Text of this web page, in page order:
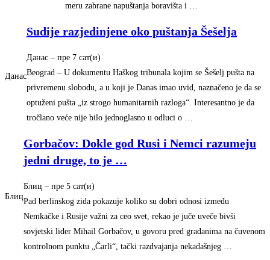
meru zabrane napuštanja boravišta i …
Данас
Sudije razjedinjene oko puštanja Šešelja
Данас – ‎пре 7 сат(и)‎
Beograd – U dokumentu Haškog tribunala kojim se Šešelj pušta na
privremenu slobodu, a u koji je Danas imao uvid, naznačeno je da se
optuženi pušta „iz strogo humanitarnih razloga“. Interesantno je da
tročlano veće nije bilo jednoglasno u odluci o …
Блиц
Gorbačov: Dokle god Rusi i Nemci razumeju
jedni druge, to je …
Блиц – ‎пре 5 сат(и)‎
Pad berlinskog zida pokazuje koliko su dobri odnosi između
Nemkačke i Rusije važni za ceo svet, rekao je juče uveče bivši
sovjetski lider Mihail Gorbačov, u govoru pred građanima na čuvenom
kontrolnom punktu „Čarli“, tački razdvajanja nekadašnjeg …